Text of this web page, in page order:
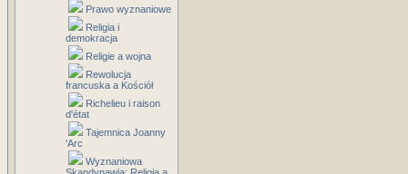
Prawo wyznaniowe
Religia i
demokracja
Religie a wojna
Rewolucja
francuska a Kościół
Richelieu i raison
d'état
Tajemnica Joanny
'Arc
Wyznaniowa